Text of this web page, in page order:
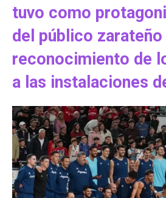
tuvo como
del público zarateño
reconocimiento de
a las instalaciones